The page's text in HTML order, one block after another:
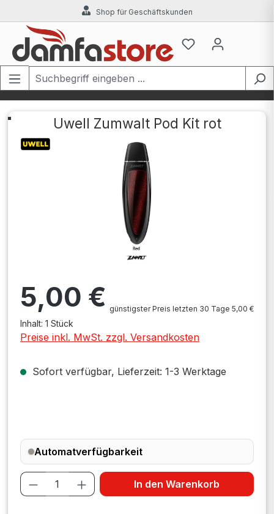
Zum Hauptinhalt springenShop für Geschäftskunden
Uwell Zumwalt Pod Kit rot
Bildergalerie überspringen
5,00 € günstigster Preis letzten 30 Tage 5,00 €
Inhalt: 1 Stück
Preise inkl. MwSt. zzgl. Versandkosten
Sofort verfügbar, Lieferzeit: 1-3 Werktage
Automatverfügbarkeit
Produkt Anzahl: Gib den
In den Warenkorb